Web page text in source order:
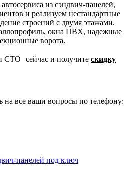
из сэндвич-панелей,
и реализуем нестандартные
строений с двумя этажами.
окна ПВХ, надежные
ворота.
СТО сейчас и получите скидку
на все ваши вопросы по телефону: